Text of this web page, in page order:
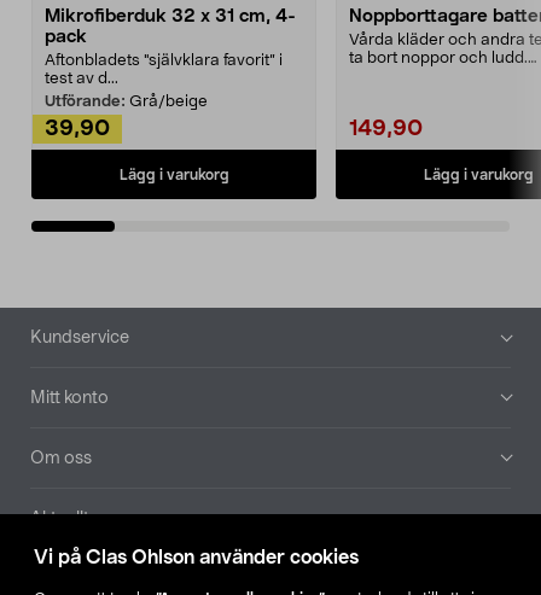
Vi på Clas Ohlson använder cookies
Mikrofiberduk 32 x 31 cm, 4-
pack
Aftonbladets "självklara favorit” i
test av d...
Utförande: Grå/beige
39,90
Lägg i varukorg
Noppborttagare
Vårda kläder och andra
ta bort noppor och ludd.
149,90
Lägg i varukorg
Sidfot
Kundservice
Mitt konto
Om oss
Aktuellt